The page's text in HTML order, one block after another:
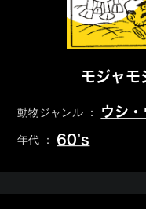
モジャモ
動物ジャンル ： ウシ・
年代 ： 60’s